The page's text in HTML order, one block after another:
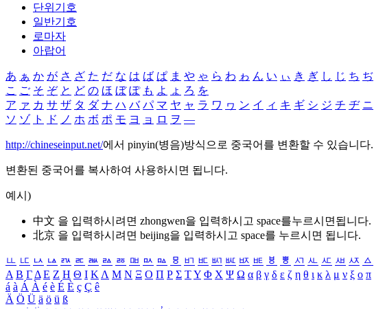
단위기호
일반기호
로마자
아랍어
あ ぁ か が さ ざ た だ な は ば ぱ ま や ゃ ら わ ゎ ん い ぃ き ぎ し じ ち ぢ
こ ご そ ぞ と ど の ほ ぼ ぽ も よ ょ ろ を
ア ァ カ サ ザ タ ダ ナ ハ バ パ マ ヤ ャ ラ ワ ヮ ン イ ィ キ ギ シ ジ チ ヂ ニ
ソ ゾ ト ド ノ ホ ボ ポ モ ヨ ョ ロ ヲ ―
http://chineseinput.net/에서 pinyin(병음)방식으로 중국어를 변환할 수 있습니다.
변환된 중국어를 복사하여 사용하시면 됩니다.
예시)
中文 을 입력하시려면 zhongwen을 입력하시고 space를누르시면됩니다.
北京 을 입력하시려면 beijing을 입력하시고 space를 누르시면 됩니다.
ㅥ ㅦ ㅧ ㅨ ㅩ ㅪ ㅫ ㅬ ㅭ ㅮ ㅯ ㅰ ㅱ ㅲ ㅳ ㅴ ㅵ ㅶ ㅷ ㅸ ㅹ ㅺ ㅻ ㅼ ㅽ ㅾ ㅿ
Α Β ΓΔ Ε Ζ Η Θ Ι ΚΛ Μ Ν Ξ Ο Π Ρ Σ ΤΥ Φ Χ Ψ Ω α β γ δ ε ζ η θ ι κ λ μ ν ξ ο π
á à Á À é è É È ç Ç ê
Ä Ö Ü ä ö ü ß